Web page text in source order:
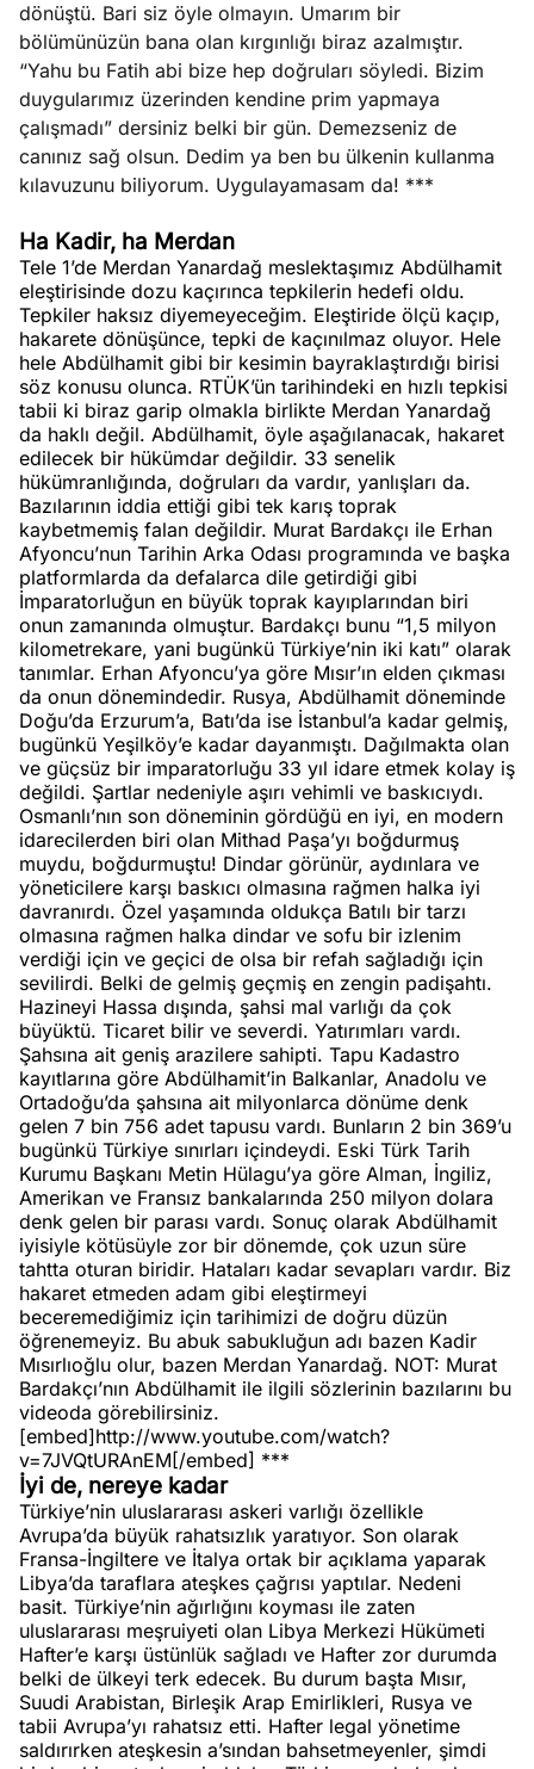
dönüştü. Bari siz öyle olmayın. Umarım bir
bölümünüzün bana olan kırgınlığı biraz azalmıştır.
“Yahu bu Fatih abi bize hep doğruları söyledi. Bizim
duygularımız üzerinden kendine prim yapmaya
çalışmadı” dersiniz belki bir gün. Demezseniz de
canınız sağ olsun. Dedim ya ben bu ülkenin kullanma
kılavuzunu biliyorum. Uygulayamasam da! ***
Ha Kadir, ha Merdan
Tele 1’de Merdan Yanardağ meslektaşımız Abdülhamit
eleştirisinde dozu kaçırınca tepkilerin hedefi oldu.
Tepkiler haksız diyemeyeceğim. Eleştiride ölçü kaçıp,
hakarete dönüşünce, tepki de kaçınılmaz oluyor. Hele
hele Abdülhamit gibi bir kesimin bayraklaştırdığı birisi
söz konusu olunca. RTÜK’ün tarihindeki en hızlı tepkisi
tabii ki biraz garip olmakla birlikte Merdan Yanardağ
da haklı değil. Abdülhamit, öyle aşağılanacak, hakaret
edilecek bir hükümdar değildir. 33 senelik
hükümranlığında, doğruları da vardır, yanlışları da.
Bazılarının iddia ettiği gibi tek karış toprak
kaybetmemiş falan değildir. Murat Bardakçı ile Erhan
Afyoncu’nun Tarihin Arka Odası programında ve başka
platformlarda da defalarca dile getirdiği gibi
İmparatorluğun en büyük toprak kayıplarından biri
onun zamanında olmuştur. Bardakçı bunu “1,5 milyon
kilometrekare, yani bugünkü Türkiye’nin iki katı” olarak
tanımlar. Erhan Afyoncu’ya göre Mısır’ın elden çıkması
da onun dönemindedir. Rusya, Abdülhamit döneminde
Doğu’da Erzurum’a, Batı’da ise İstanbul’a kadar gelmiş,
bugünkü Yeşilköy’e kadar dayanmıştı. Dağılmakta olan
ve güçsüz bir imparatorluğu 33 yıl idare etmek kolay iş
değildi. Şartlar nedeniyle aşırı vehimli ve baskıcıydı.
Osmanlı’nın son döneminin gördüğü en iyi, en modern
idarecilerden biri olan Mithad Paşa’yı boğdurmuş
muydu, boğdurmuştu! Dindar görünür, aydınlara ve
yöneticilere karşı baskıcı olmasına rağmen halka iyi
davranırdı. Özel yaşamında oldukça Batılı bir tarzı
olmasına rağmen halka dindar ve sofu bir izlenim
verdiği için ve geçici de olsa bir refah sağladığı için
sevilirdi. Belki de gelmiş geçmiş en zengin padişahtı.
Hazineyi Hassa dışında, şahsi mal varlığı da çok
büyüktü. Ticaret bilir ve severdi. Yatırımları vardı.
Şahsına ait geniş arazilere sahipti. Tapu Kadastro
kayıtlarına göre Abdülhamit’in Balkanlar, Anadolu ve
Ortadoğu’da şahsına ait milyonlarca dönüme denk
gelen 7 bin 756 adet tapusu vardı. Bunların 2 bin 369’u
bugünkü Türkiye sınırları içindeydi. Eski Türk Tarih
Kurumu Başkanı Metin Hülagu’ya göre Alman, İngiliz,
Amerikan ve Fransız bankalarında 250 milyon dolara
denk gelen bir parası vardı. Sonuç olarak Abdülhamit
iyisiyle kötüsüyle zor bir dönemde, çok uzun süre
tahtta oturan biridir. Hataları kadar sevapları vardır. Biz
hakaret etmeden adam gibi eleştirmeyi
beceremediğimiz için tarihimizi de doğru düzün
öğrenemeyiz. Bu abuk sabukluğun adı bazen Kadir
Mısırlıoğlu olur, bazen Merdan Yanardağ. NOT: Murat
Bardakçı’nın Abdülhamit ile ilgili sözlerinin bazılarını bu
videoda görebilirsiniz.
[embed]http://www.youtube.com/watch?
v=7JVQtURAnEM[/embed] ***
İyi de, nereye kadar
Türkiye’nin uluslararası askeri varlığı özellikle
Avrupa’da büyük rahatsızlık yaratıyor. Son olarak
Fransa-İngiltere ve İtalya ortak bir açıklama yaparak
Libya’da taraflara ateşkes çağrısı yaptılar. Nedeni
basit. Türkiye’nin ağırlığını koyması ile zaten
uluslararası meşruiyeti olan Libya Merkezi Hükümeti
Hafter’e karşı üstünlük sağladı ve Hafter zor durumda
belki de ülkeyi terk edecek. Bu durum başta Mısır,
Suudi Arabistan, Birleşik Arap Emirlikleri, Rusya ve
tabii Avrupa’yı rahatsız etti. Hafter legal yönetime
saldırırken ateşkesin a’sından bahsetmeyenler, şimdi